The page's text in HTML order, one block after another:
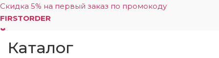
Скидка 5% на первый заказ по промокоду
FIRSTORDER
Каталог